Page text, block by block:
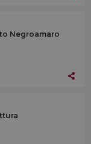
Negroamaro